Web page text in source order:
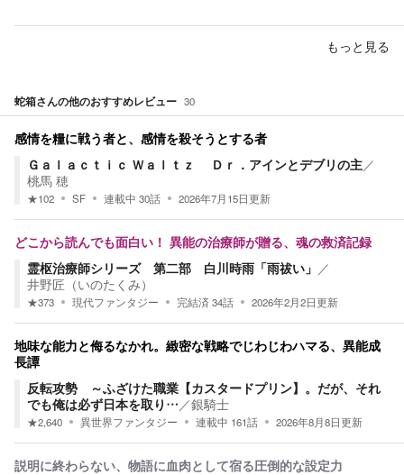
もっと見る
蛇箱さんの他のおすすめレビュー 30
感情を糧に戦う者と、感情を殺そうとする者
Ｇａｌａｃｔｉｃ Ｗａｌｔｚ Ｄｒ．アインとデブリの主／
桃馬 穂
★102 SF 連載中 30話 2026年7月15日更新
どこから読んでも面白い！ 異能の治療師が贈る、魂の救済記録
霊枢治療師シリーズ 第二部 白川時雨「雨祓い」 ／
井野匠（いのたくみ）
★373 現代ファンタジー 完結済34話 2026年2月2日更新
地味な能力と侮るなかれ。緻密な戦略でじわじわハマる、異能成
長譚
反転攻勢 ～ふざけた職業【カスタードプリン】。だが、それ
でも俺は必ず日本を取り… ／銀騎士
★2,640 異世界ファンタジー 連載中 161話 2026年8月8日更新
説明に終わらない、物語に血肉として宿る圧倒的な設定力